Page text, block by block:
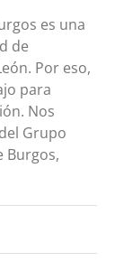
es una
de
Por eso,
para
Nos
Grupo
Burgos,